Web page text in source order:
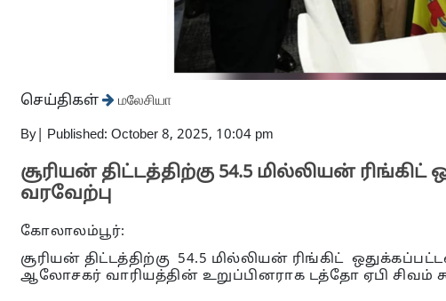
செய்திகள் மலேசியா
By Published: October 8, 2025, 10:04 pm
சூரியன் திட்டத்திற்கு 54.5 மில்லியன்
வரவேற்பு
கோலாலம்பூர்:
சூரியன் திட்டத்திற்கு 54.5 மில்லியன் ரிங்கிட்
ஆலோசகர் வாரியத்தின் உறுப்பினராக டத்தோ ஏபி சிவம்